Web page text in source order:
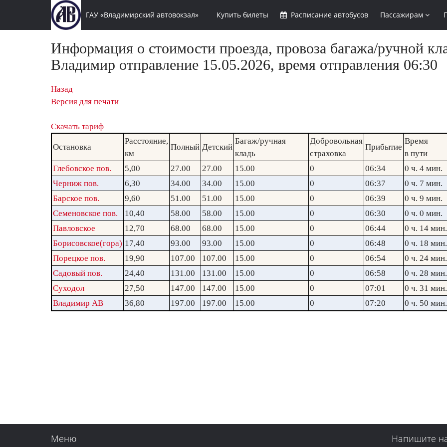
ГАУ «Владимирский автовокзал» Купить билеты Расписание автобусов Пассажирам
Информация о стоимости проезда, провоза багажа/ручной
Владимир отправление 15.05.2026, время отправления 06:30
Назад
Версия для печати
Скачать тариф
Остановка
Расстояние,
км
Полный Детский
Багаж/ручная
кладь
Добровольная
страховка
Прибытие
Время
в пути
Глебовское пов.
5,00 27.00 27.00 15.00 0 06:34
0 ч. 4 мин.
Черниж пов.
6,30 34.00 34.00 15.00 0 06:37
0 ч. 7 мин.
Барское пов.
9,60 51.00 51.00 15.00 0 06:39
0 ч. 9 мин.
Семеновское пов.
10,40 58.00 58.00 15.00 0 06:30
0 ч. 0 мин.
Павловское
12,70 68.00 68.00 15.00 0 06:44
0 ч. 14 мин.
Борисовское(гора) 17,40 93.00 93.00 15.00 0 06:48
0 ч. 18 мин.
Порецкое пов.
19,90 107.00 107.00 15.00 0 06:54
0 ч. 24 мин.
Садовый пов.
24,40 131.00 131.00 15.00 0 06:58
0 ч. 28 мин.
Суходол
27,50 147.00 147.00 15.00 0 07:01
0 ч. 31 мин.
Владимир АВ
36,80 197.00 197.00 15.00 0 07:20 0 ч. 50 мин.
Меню Напишите